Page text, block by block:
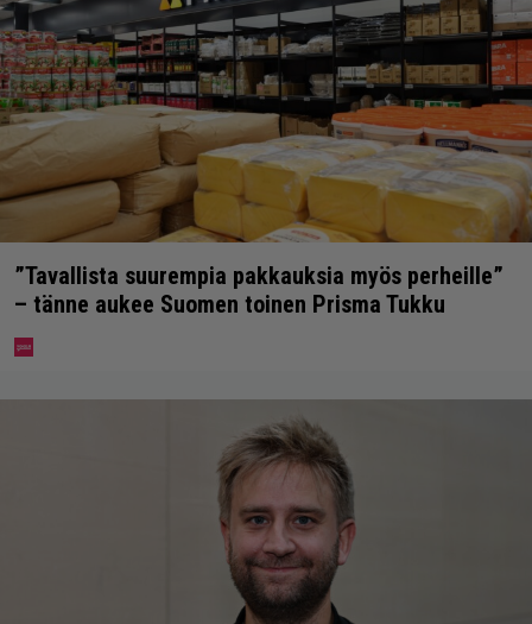
”Tavallista suurempia pakkauksia myös perheille”
– tänne aukee Suomen toinen Prisma Tukku